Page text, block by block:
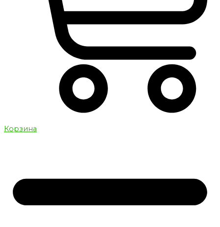
Корзина